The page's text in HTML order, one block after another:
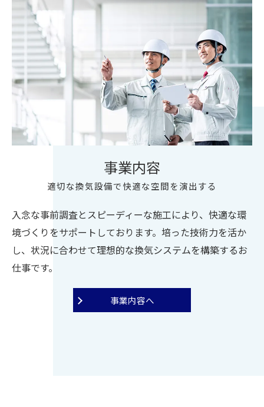
事業内容
適切な換気設備で快適な空間を演出する
入念な事前調査とスピーディーな施工により、快適な環
境づくりをサポートしております。培った技術力を活か
し、状況に合わせて理想的な換気システムを構築するお
仕事です。
事業内容へ